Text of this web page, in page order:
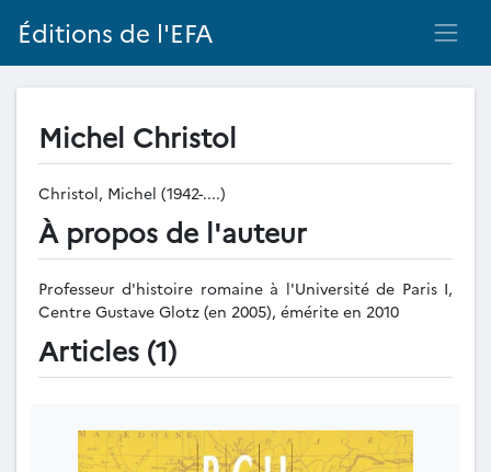
Éditions de l'EFA
Michel Christol
Christol, Michel (1942-....)
À propos de l'auteur
Professeur d'histoire romaine à l'Université de Paris I,
Centre Gustave Glotz (en 2005), émérite en 2010
Articles (1)